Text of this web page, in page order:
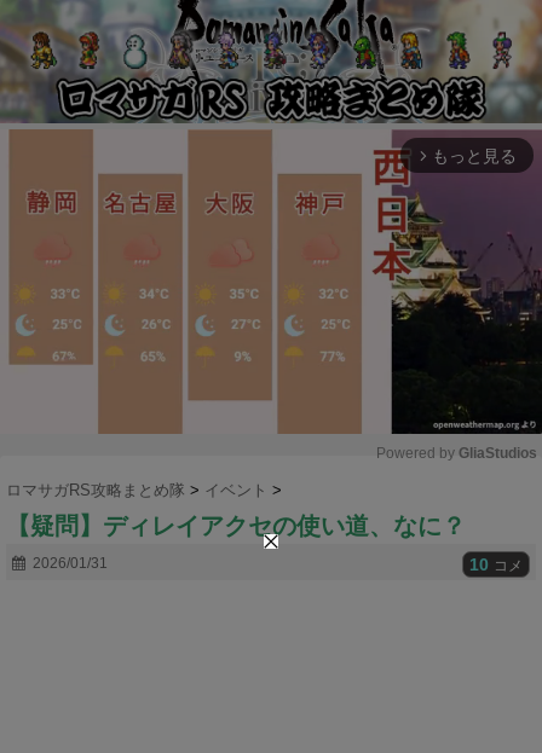
arrow_forward_ios もっと見る
u
Powered by GliaStudios
ロマサガRS攻略まとめ隊 > イベント >
【疑問】ディレイアクセの使い道、なに？
2026/01/31 10 コメ